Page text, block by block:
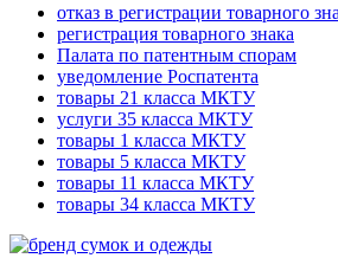
отказ в регистрации товарного
регистрация товарного знака
Палата по патентным спорам
уведомление Роспатента
товары 21 класса МКТУ
услуги 35 класса МКТУ
товары 1 класса МКТУ
товары 5 класса МКТУ
товары 11 класса МКТУ
товары 34 класса МКТУ